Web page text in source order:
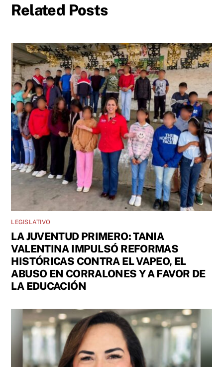
Related Posts
LEGISLATIVO
LA JUVENTUD PRIMERO: TANIA
VALENTINA IMPULSÓ REFORMAS
HISTÓRICAS CONTRA EL VAPEO, EL
ABUSO EN CORRALONES Y A FAVOR DE
LA EDUCACIÓN